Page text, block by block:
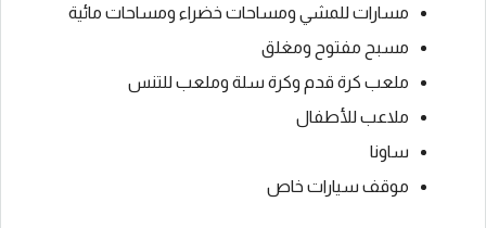
مسارات للمشي ومساحات خضراء ومساحات مائية
مسبح مفتوح ومغلق
ملعب كرة قدم وكرة سلة وملعب للتنس
ملاعب للأطفال
ساونا
موقف سيارات خاص